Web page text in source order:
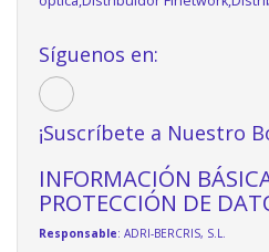
Síguenos en:
¡Suscríbete a Nuestro
INFORMACIÓN
PROTECCIÓN DE
Responsable: ADRI-BERCRIS, S.L.